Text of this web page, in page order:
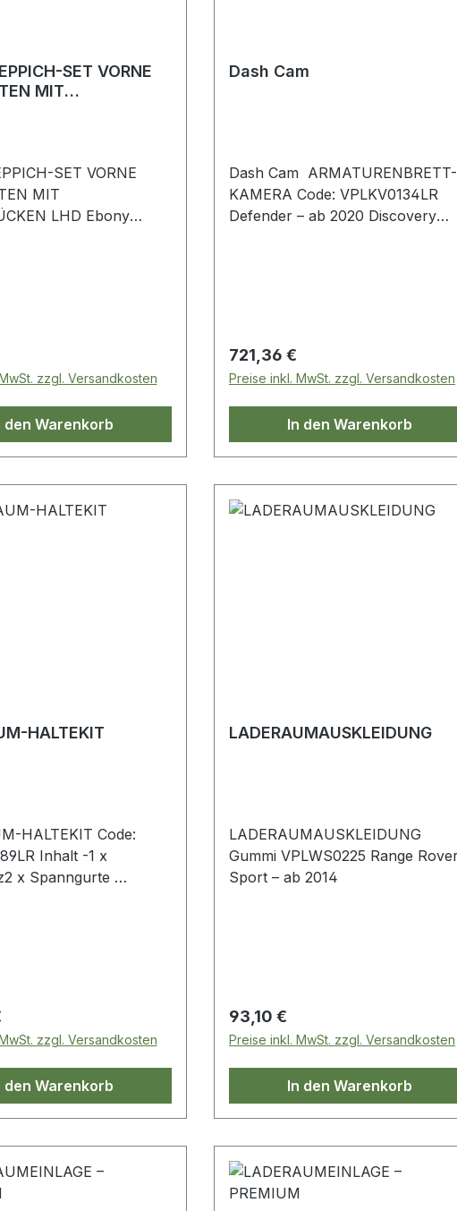
SET VORNE
MIT
SET VORNE
MIT
LHD Ebony
zzgl. Versandkosten
den Warenkorb
Dash Cam
Dash Cam ARMATURENBRETT-
KAMERA Code: VPLKV0134LR
Defender – ab 2020 Discovery
Rover Sport – ab 2014
Regulärer Preis:
721,36 €
Preise inkl. MwSt. zzgl. Versandkosten
In den Warenkorb
HALTEKIT
HALTEKIT Code:
Inhalt -1 x
x Spanngurte
zzgl. Versandkosten
den Warenkorb
LADERAUMAUSKLEIDUNG
LADERAUMAUSKLEIDUNG
Gummi VPLWS0225 Range Rover
Sport – ab 2014
Regulärer Preis:
93,10 €
Preise inkl. MwSt. zzgl. Versandkosten
In den Warenkorb